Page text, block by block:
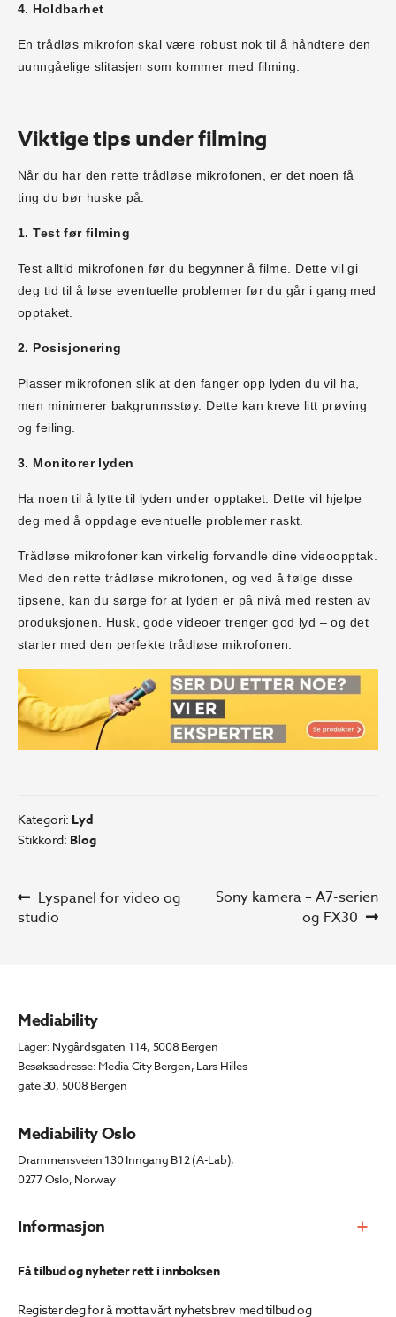
4. Holdbarhet
Entrådløs mikrofon skal være robust nok til å håndtere den
uunngåelige slitasjen som kommer med filming.
Viktige tips under filming
Når du har den rette trådløse mikrofonen, er det noen få
ting du bør huske på:
1. Test før filming
Test alltid mikrofonen før du begynner å filme. Dette vil gi
deg tid til å løse eventuelle problemer før du går i gang med
opptaket.
2. Posisjonering
Plasser mikrofonen slik at den fanger opp lyden du vil ha,
men minimerer bakgrunnsstøy. Dette kan kreve litt prøving
og feiling.
3. Monitorer lyden
Ha noen til å lytte til lyden under opptaket. Dette vil hjelpe
deg med å oppdage eventuelle problemer raskt.
Trådløse mikrofoner kan virkelig forvandle dine videoopptak.
Med den rette trådløse mikrofonen, og ved å følge disse
tipsene, kan du sørge for at lyden er på nivå med resten av
produksjonen. Husk, gode videoer trenger god lyd – og det
starter med den perfekte trådløse mikrofonen.
Kategori: Lyd
Stikkord: Blog
Innleggsnavigasjon
Forrige
innlegg:
Lyspanel for video og
studio
Neste
Sony kamera – A7-serien
og FX30
Informasjon
Mediability
Lager: Nygårdsgaten 114, 5008 Bergen
Besøksadresse: Media City Bergen, Lars Hilles
gate 30, 5008 Bergen
Mediability Oslo
Drammensveien 130 Inngang B12 (A-Lab),
0277 Oslo, Norway
Få tilbud og nyheter rett i innboksen
Register deg for å motta vårt nyhetsbrev med tilbud og